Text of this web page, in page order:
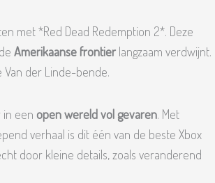
met *Red Dead Redemption 2*. Deze
Amerikaanse frontier langzaam verdwijnt.
Van der Linde-bende.
in een open wereld vol gevaren. Met
verhaal is dit één van de beste Xbox
door kleine details, zoals veranderend